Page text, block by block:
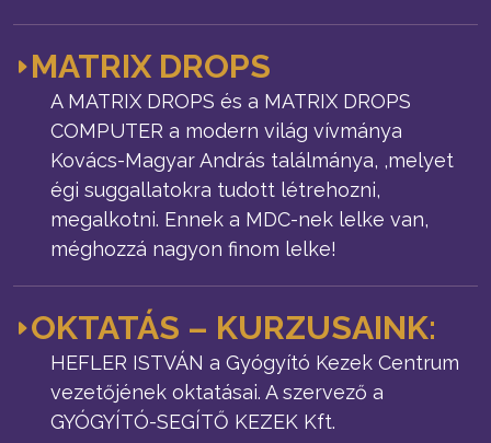
MATRIX DROPS
A MATRIX DROPS és a MATRIX DROPS
COMPUTER a modern világ vívmánya
Kovács-Magyar András találmánya, ,melyet
égi suggallatokra tudott létrehozni,
megalkotni. Ennek a MDC-nek lelke van,
méghozzá nagyon finom lelke!
OKTATÁS – KURZUSAINK:
HEFLER ISTVÁN a Gyógyító Kezek Centrum
vezetőjének oktatásai. A szervező a
GYÓGYÍTÓ-SEGÍTŐ KEZEK Kft.